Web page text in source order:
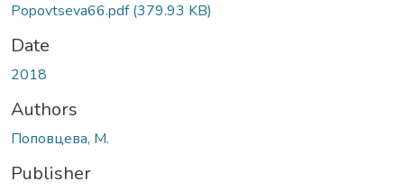
Popovtseva66.pdf(379.93 KB)
Date
2018
Authors
Поповцева, М.
Publisher